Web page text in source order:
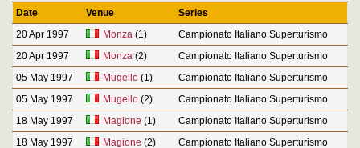
Date Venue
Series
20 Apr 1997
Monza (1)
Campionato Italiano Superturismo
20 Apr 1997
Monza (2)
Campionato Italiano Superturismo
05 May 1997
Mugello(1)
Campionato Italiano Superturismo
05 May 1997
Mugello(2)
Campionato Italiano Superturismo
18 May 1997
Magione (1)
Campionato Italiano Superturismo
18 May 1997
Magione (2)
Campionato Italiano Superturismo